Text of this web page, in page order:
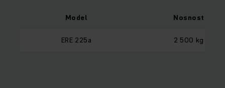
Model Nosnost
ERE 225a 2 500 kg